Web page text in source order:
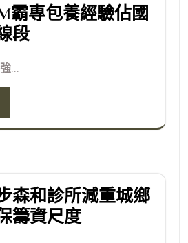
霸專包養經驗佔國
段
...
森和診所減重城鄉
籌資尺度